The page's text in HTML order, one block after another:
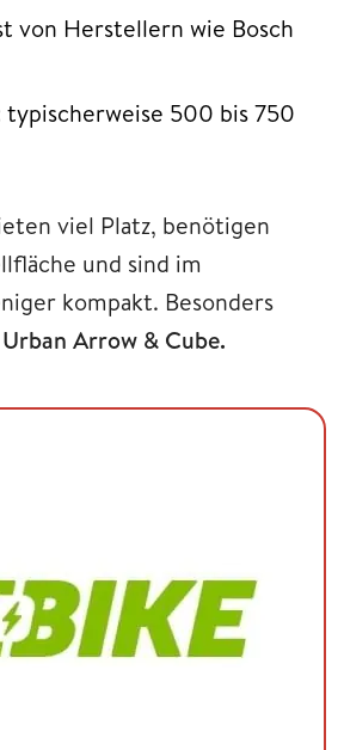
von Herstellern wie Bosch
typischerweise 500 bis 750
viel Platz, benötigen
und sind im
kompakt. Besonders
Arrow & Cube.